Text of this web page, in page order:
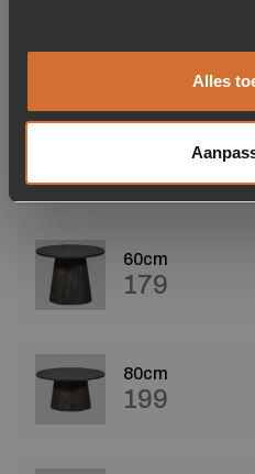
Alles
100 cm
60cm
179
80cm
199